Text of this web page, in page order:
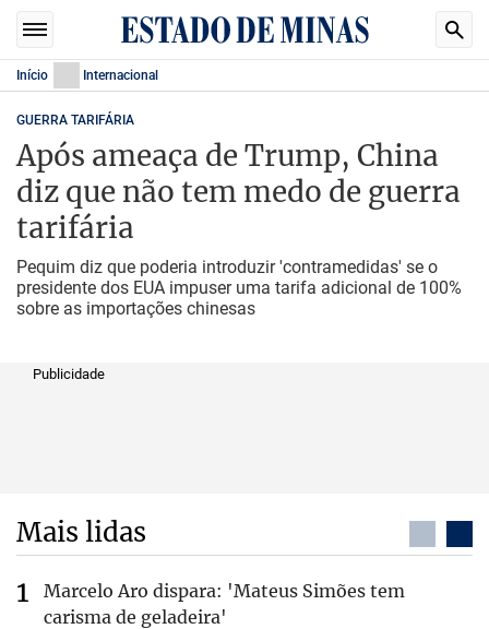
Início Internacional
GUERRA TARIFÁRIA
Após ameaça de Trump, China
diz que não tem medo de guerra
tarifária
Pequim diz que poderia introduzir 'contramedidas' se o
presidente dos EUA impuser uma tarifa adicional de 100%
sobre as importações chinesas
Publicidade
Mais lidas
Marcelo Aro dispara: 'Mateus Simões tem
carisma de geladeira'